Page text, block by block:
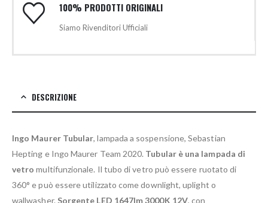
100% PRODOTTI ORIGINALI
Siamo Rivenditori Ufficiali
DESCRIZIONE
Ingo Maurer Tubular, lampada a sospensione, Sebastian
Hepting e Ingo Maurer Team 2020. Tubular è una lampada di
vetro multifunzionale. Il tubo di vetro può essere ruotato di
360° e può essere utilizzato come downlight, uplight o
wallwasher. Sorgente LED 1647lm 3000K 12V, con